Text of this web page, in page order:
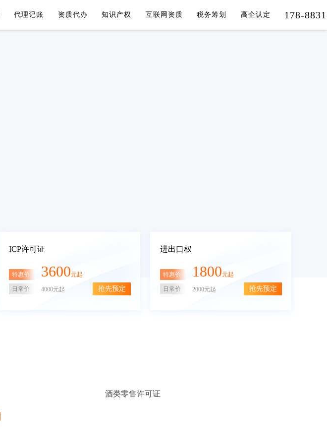
代理记账 资质代办 知识产权 互联网资质 税务筹划 高企认定 178-
ICP许可证
特惠价 3600元起
日常价 4000元起 抢先预定
进出口权
特惠价 1800元起
日常价 2000元起 抢先预定
酒类零售许可证